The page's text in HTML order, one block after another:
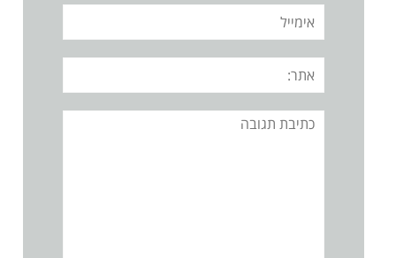
אימייל
אתר:
תגובה